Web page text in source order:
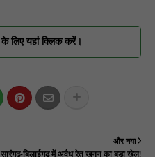
के लिए यहां क्लिक करें।
और नया
सारंगढ़-बिलाईगढ़ में अवैध रेत खनन का बड़ा खेल!